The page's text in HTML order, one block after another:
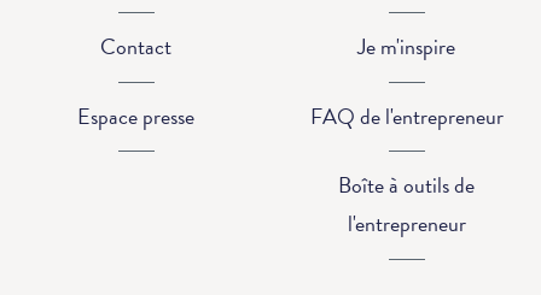
Contact
Espace presse
Je m'inspire
FAQ de l'entrepreneur
Boîte à outils de
l'entrepreneur